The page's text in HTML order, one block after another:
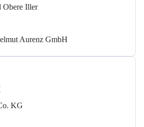
Obere Iller
Au­renz GmbH
KG